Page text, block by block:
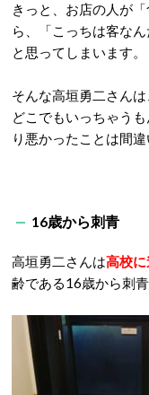
きっと、お店の人が
ら、「こっちは客な
と思ってしまいます。
そんな高垣勇二さん
どこでもいっちゃう
り悪かったことは間違
16歳から刺青
高垣勇二さんは高校
齢である16歳から刺